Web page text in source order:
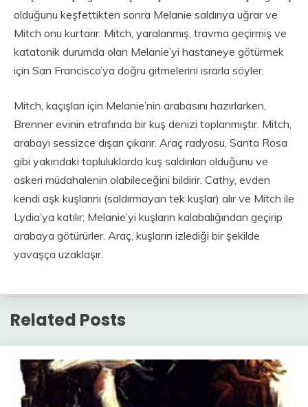
olduğunu keşfettikten sonra Melanie saldırıya uğrar ve
Mitch onu kurtarır. Mitch, yaralanmış, travma geçirmiş ve
katatonik durumda olan Melanie’yi hastaneye götürmek
için San Francisco’ya doğru gitmelerini ısrarla söyler.
Mitch, kaçışları için Melanie’nin arabasını hazırlarken,
Brenner evinin etrafında bir kuş denizi toplanmıştır. Mitch,
arabayı sessizce dışarı çıkarır. Araç radyosu, Santa Rosa
gibi yakındaki topluluklarda kuş saldırıları olduğunu ve
askeri müdahalenin olabileceğini bildirir. Cathy, evden
kendi aşk kuşlarını (saldırmayan tek kuşlar) alır ve Mitch ile
Lydia’ya katılır; Melanie’yi kuşların kalabalığından geçirip
arabaya götürürler. Araç, kuşların izlediği bir şekilde
yavaşça uzaklaşır.
Related Posts